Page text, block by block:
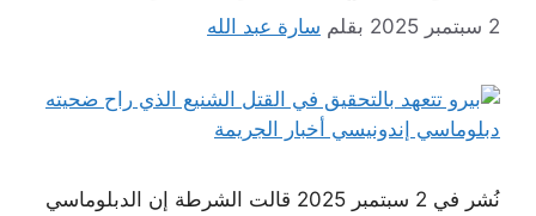
2 سبتمبر 2025 بقلم سارة عبد الله
نُشر في 2 سبتمبر 2025 قالت الشرطة إن الدبلوماسي